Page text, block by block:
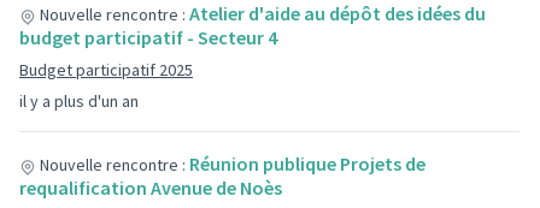
il y a plus d'un an
Nouvelle rencontre : Atelier d'aide au dépôt des idées du
budget participatif - Secteur 4
Budget participatif 2025
Nouvelle rencontre : Réunion publique Projets de
requalification Avenue de Noès